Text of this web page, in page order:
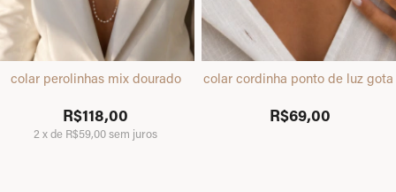
colar perolinhas mix dourado
R$118,00
2 xde R$59,00sem juros
colar cordinha ponto de luz
R$69,00